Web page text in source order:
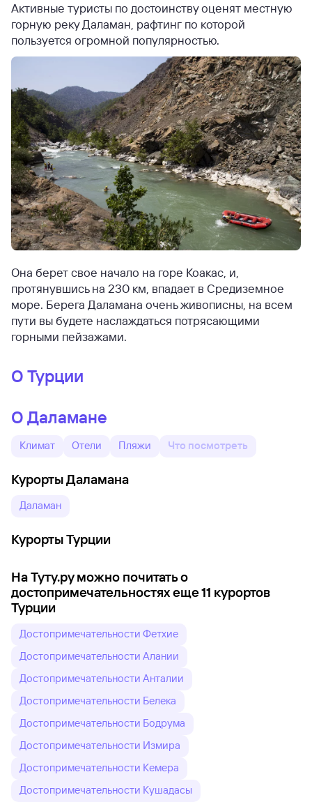
Активные туристы по достоинству оценят местную
горную реку Даламан, рафтинг по которой
пользуется огромной популярностью.
Она берет свое начало на горе Коакас, и,
протянувшись на 230 км, впадает в Средиземное
море. Берега Даламана очень живописны, на всем
пути вы будете наслаждаться потрясающими
горными пейзажами.
О Турции
О Даламане
Климат Отели Пляжи Что посмотреть
Курорты Даламана
Даламан
Курорты Турции
На Туту.ру можно почитать о
достопримечательностях еще 11 курортов
Турции
Достопримечательности Фетхие
Достопримечательности Алании
Достопримечательности Анталии
Достопримечательности Белека
Достопримечательности Бодрума
Достопримечательности Измира
Достопримечательности Кемера
Достопримечательности Кушадасы